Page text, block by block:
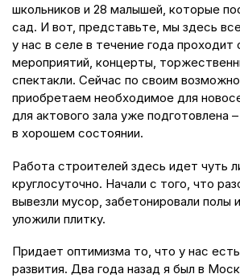
школьников и 28 малышей, которые
сад. И вот, представьте, мы здесь
у нас в селе в течение года проходит
мероприятий, концерты,
спектакли. Сейчас по своим
приобретаем необходимое для
для актового зала уже подготовлена
в хорошем состоянии.
Работа строителей здесь идет чуть
круглосуточно. Начали с того, что
вывезли мусор, забетонировали полы
уложили плитку.
Придает оптимизма то, что у нас
развития. Два года назад я был в